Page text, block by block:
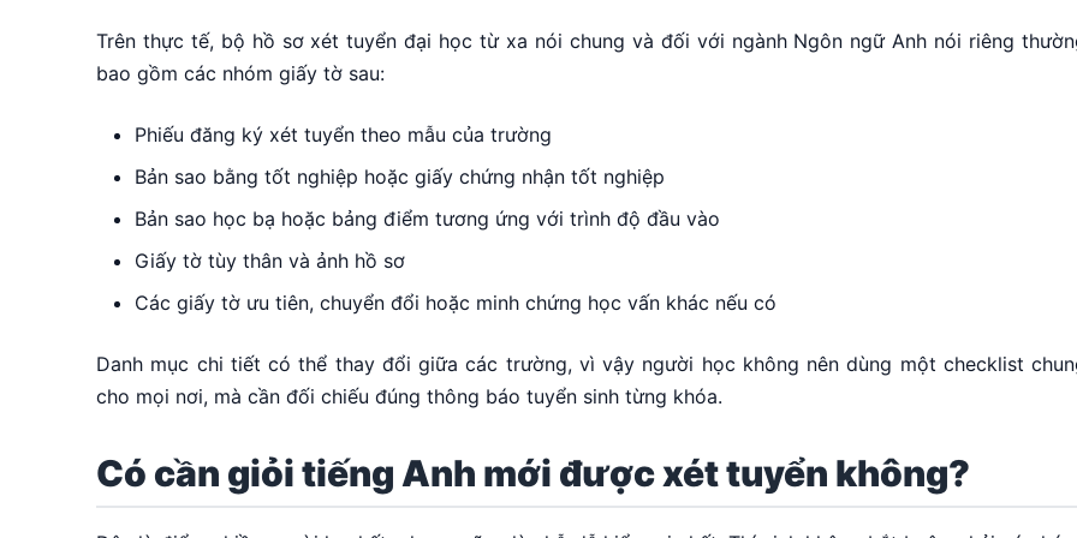
Trên thực tế, bộ hồ sơ xét tuyển đại học từ xa nói chung và đối với ngành Ngôn ngữ Anh nói riêng
bao gồm các nhóm giấy tờ sau:
Phiếu đăng ký xét tuyển theo mẫu của trường
Bản sao bằng tốt nghiệp hoặc giấy chứng nhận tốt nghiệp
Bản sao học bạ hoặc bảng điểm tương ứng với trình độ đầu vào
Giấy tờ tùy thân và ảnh hồ sơ
Các giấy tờ ưu tiên, chuyển đổi hoặc minh chứng học vấn khác nếu có
Danh mục chi tiết có thể thay đổi giữa các trường, vì vậy người học không nên dùng một checklist
cho mọi nơi, mà cần đối chiếu đúng thông báo tuyển sinh từng khóa.
Có cần giỏi tiếng Anh mới được xét tuyển không?